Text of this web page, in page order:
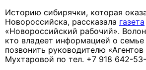
Историю сибирячки, которая
Новороссийска, рассказала газета
«Новороссийский рабочий».
кто владеет информацией о семье
позвонить руководителю
Мухтаровой по тел. +7 918 642-